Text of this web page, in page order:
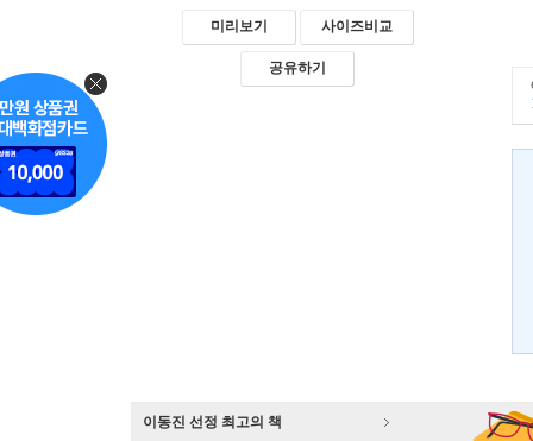
미리보기 사이즈비교
공유하기
이동진 선정 최고의 책